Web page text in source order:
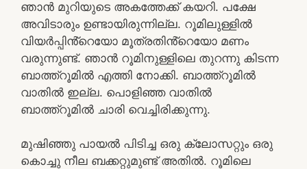
ഞാൻ മുറിയുടെ അകത്തേക്ക് കയറി. പക്ഷേ
അവിടാരും ഉണ്ടായിരുന്നില്ല. റൂമിലുള്ളിൽ
വിയർപ്പിൻ്റെയോ മൂത്രതിൻ്റെയോ മണം
വരുന്നുണ്ട്. ഞാൻ റൂമിനുള്ളിലെ തുറന്നു കിടന്ന
ബാത്ത്റൂമിൽ എത്തി നോക്കി. ബാത്ത്റൂമിൽ
വാതിൽ ഇല്ല. പൊളിഞ്ഞ വാതിൽ
ബാത്ത്റൂമിൽ ചാരി വെച്ചിരിക്കുന്നു.
മുഷിഞ്ഞു പായൽ പിടിച്ച ഒരു ക്ലോസറ്റും ഒരു
കൊച്ചു നീല ബക്കറ്റുമുണ്ട് അതിൽ. റൂമിലെ